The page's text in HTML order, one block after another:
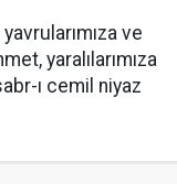
ve
yaralılarımıza
ı cemil niyaz